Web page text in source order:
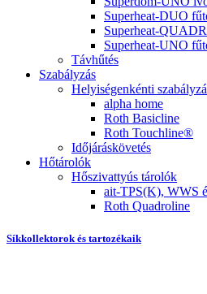
Superheat-DUO
Superheat-
Superheat-UNO
Távhűtés
Szabályzás
Helyiségenkénti
alpha home
Roth Basicline
Roth Touchline®
Időjáráskövetés
Hőtárolók
Hőszivattyús tárolók
ait-TPS(K), WWS
Roth Quadroline
Síkkollektorok és tartozékaik